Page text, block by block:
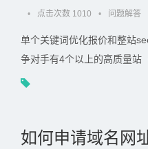
• 点击次数 1010 • 问题解答
单个关键词优化报价和整站
争对手有4个以上的高质量站
页或目录页：属于中等偏上的
如何申请域名网